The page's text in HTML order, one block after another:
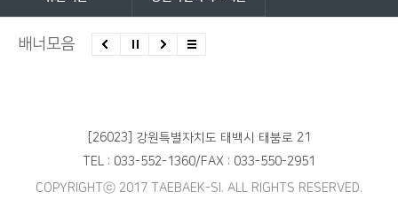
배너모음
[26023] 강원특별자치도 태백시 태붐로 21
TEL : 033-552-1360/FAX : 033-550-2951
COPYRIGHTⓒ 2017 TAEBAEK-SI. ALL RIGHTS RESERVED.